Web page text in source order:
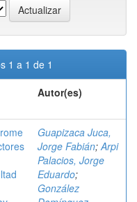
1 a 1 de 1
Autor(es)
Guapizaca Juca,
Jorge Fabián;Arpi
Palacios, Jorge
Eduardo;
González